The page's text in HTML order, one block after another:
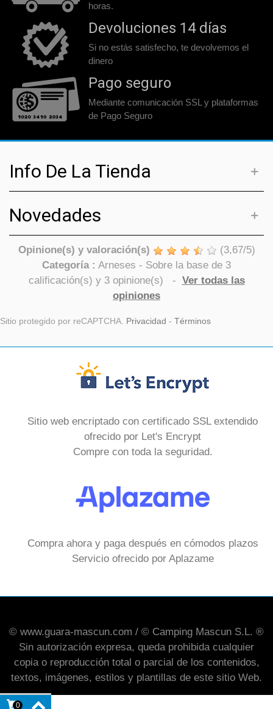
horas.
Devoluciones 14 días
Si no estás satisfecho, te devolvemos el
dinero
Pago seguro
Mediante comunicación SSL y plataformas
de Pago Seguro
Info De La Tienda
Novedades
Opinione(s) y valoración(s) (3,67/5)
Categoría : Arneses - Sobre la base de 3
calificación(s) y 3opinione(s) - Ver todas las
opiniones
Sitio protegido por reCAPTCHA. Privacidad - Términos
Sitio web encriptado con certificado SSL extendido
ofrecido por Let's Encrypt
Compre con toda la seguridad.
Compra ahora y paga después en cómodos plazos
Servicio ofrecido por Aplazame
© www.guara-mascun.com / © Camping Mascun S.L. ®
Sin autorización expresa, queda prohibida cualquier
copia o reproducción total o parcial de los contenidos,
textos, imágenes, estilos y plantillas de este sitio Web.
0